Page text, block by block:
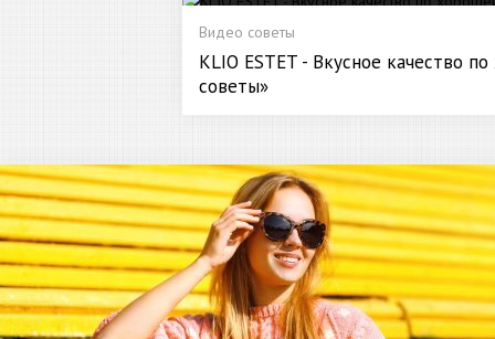
Видео советы
KLIO ESTET - Вкусное качество
советы»